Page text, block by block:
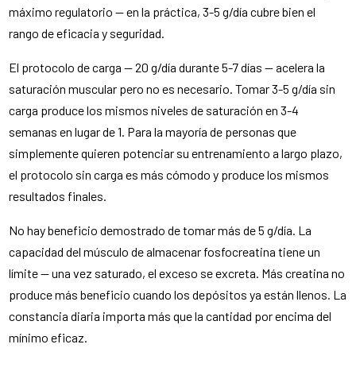
máximo regulatorio — en la práctica, 3-5 g/día cubre bien el
rango de eficacia y seguridad.
El protocolo de carga — 20 g/día durante 5-7 días — acelera la
saturación muscular pero no es necesario. Tomar 3-5 g/día sin
carga produce los mismos niveles de saturación en 3-4
semanas en lugar de 1. Para la mayoría de personas que
simplemente quieren potenciar su entrenamiento a largo plazo,
el protocolo sin carga es más cómodo y produce los mismos
resultados finales.
No hay beneficio demostrado de tomar más de 5 g/día. La
capacidad del músculo de almacenar fosfocreatina tiene un
límite — una vez saturado, el exceso se excreta. Más creatina no
produce más beneficio cuando los depósitos ya están llenos. La
constancia diaria importa más que la cantidad por encima del
mínimo eficaz.